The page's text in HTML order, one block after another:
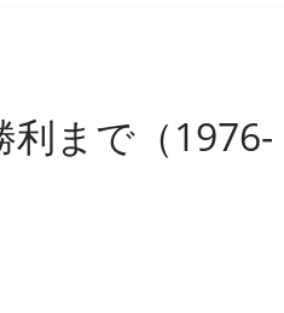
利まで（1976-